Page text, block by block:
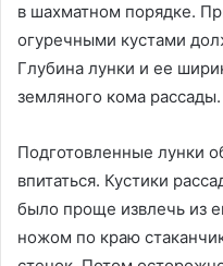
в шахматном порядке.
огуречными кустами
Глубина лунки и ее
земляного кома рассады.
Подготовленные лунки
впитаться. Кустики
было проще извлечь из
ножом по краю